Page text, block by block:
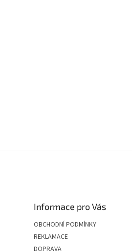
Informace pro Vás
OBCHODNÍ PODMÍNKY
REKLAMACE
DOPRAVA